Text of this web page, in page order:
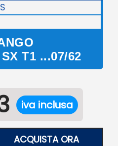
T1 ...07/62
iva inclusa
ACQUISTA ORA